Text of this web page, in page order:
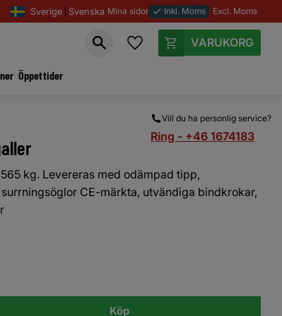
Sverige Svenska Mina sidor done Inkl. Moms Excl. Moms
Vill du ha personlig service?
Ring - +46 1674183
Favoriter
Kundvagn
Öppettider
kg. Levereras med odämpad tipp,
CE-märkta, utvändiga bindkrokar,
Köp